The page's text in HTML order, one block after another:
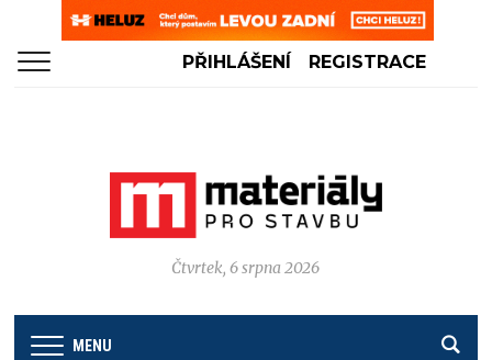
PŘIHLÁŠENÍ REGISTRACE
Čtvrtek, 6 srpna 2026
MENU